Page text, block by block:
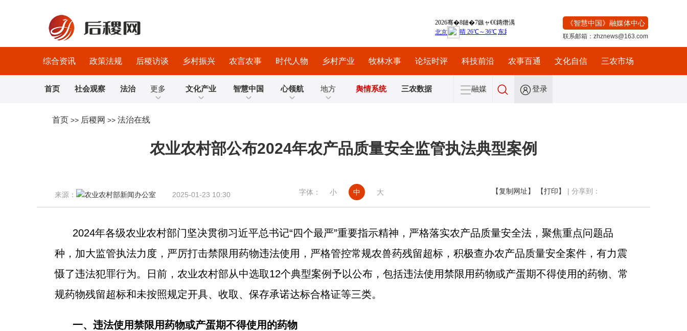
《智慧中国》融媒体中心
联系邮箱：zhznews@163.com
综合资讯 政策法规 后稷访谈 乡村振兴 农言农事 时代人物 乡村产业 牧林水事 论坛时评 科技前沿 农事百通 文化自信 三农市场
首页 社会观察 法治 更多 文化产业 智慧中国 心领航 地方 舆情系统 三农数据 融媒 登录
首页 >> 后稷网 >> 法治在线
农业农村部公布2024年农产品质量安全监管执法典型案例
来源： 2025-01-23 10:30 字体： 小 中 大 【复制网址】 【打印】 | 分享到：
2024年各级农业农村部门坚决贯彻习近平总书记“四个最严”重要指示精神，严格落实农产品质量安全法，聚焦重点问题品
种，加大监管执法力度，严厉打击禁限用药物违法使用，严格管控常规农兽药残留超标，积极查办农产品质量安全案件，有力震
慑了违法犯罪行为。日前，农业农村部从中选取12个典型案例予以公布，包括违法使用禁限用药物或产蛋期不得使用的药物、常
规药物残留超标和未按照规定开具、收取、保存承诺达标合格证等三类。
一、违法使用禁限用药物或产蛋期不得使用的药物